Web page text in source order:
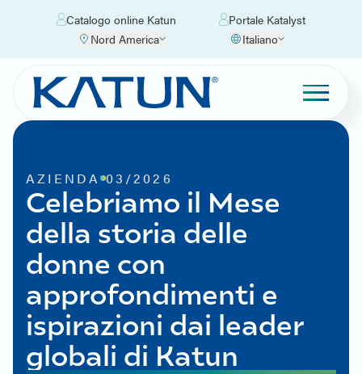
Catalogo online Katun
Portale Katalyst
Nord America
Italiano
AZIENDA 03/2026
Celebriamo il Mese
della storia delle
donne con
approfondimenti e
ispirazioni dai leader
globali di Katun